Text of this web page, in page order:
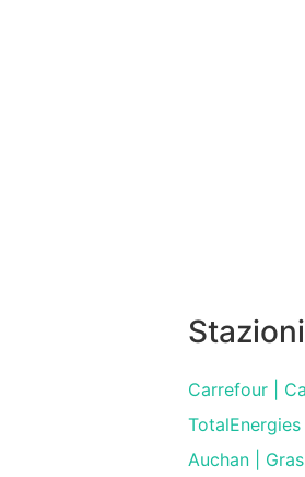
Carrefour |
Auchan |